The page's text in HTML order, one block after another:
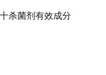
杀菌剂有效成分